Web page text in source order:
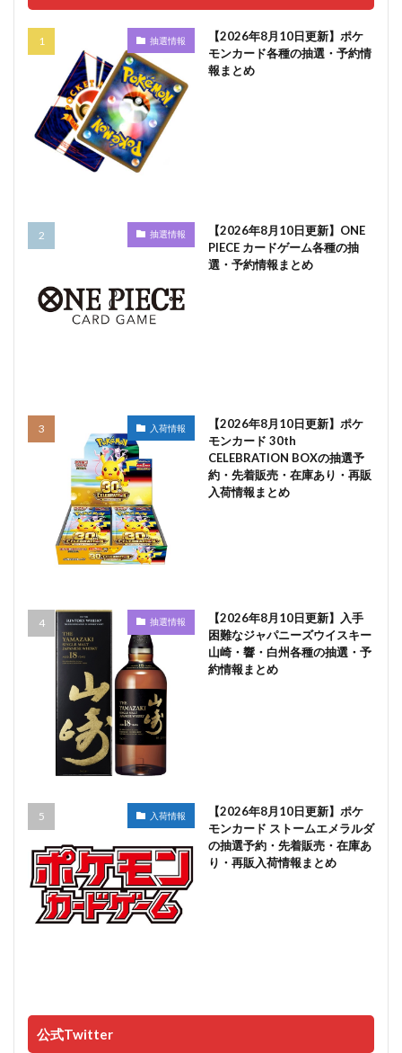
抽選情報
【2026年8月10日更新】ポケ
モンカード各種の抽選・予約情
報まとめ
抽選情報
【2026年8月10日更新】ONE
PIECE カードゲーム各種の抽
選・予約情報まとめ
入荷情報
【2026年8月10日更新】ポケ
モンカード 30th
CELEBRATION BOXの抽選予
約・先着販売・在庫あり・再販
入荷情報まとめ
抽選情報
【2026年8月10日更新】入手
困難なジャパニーズウイスキー
山崎・響・白州各種の抽選・予
約情報まとめ
入荷情報
【2026年8月10日更新】ポケ
モンカード ストームエメラルダ
の抽選予約・先着販売・在庫あ
り・再販入荷情報まとめ
公式Twitter